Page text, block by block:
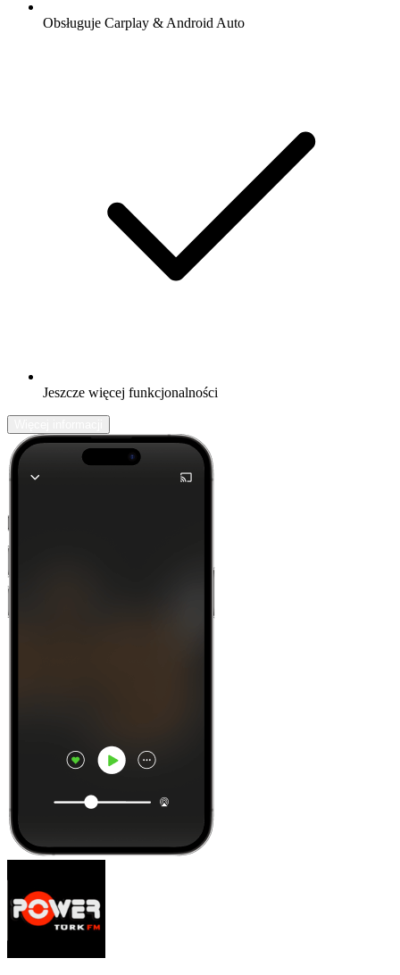
Obsługuje Carplay & Android Auto
Jeszcze więcej funkcjonalności